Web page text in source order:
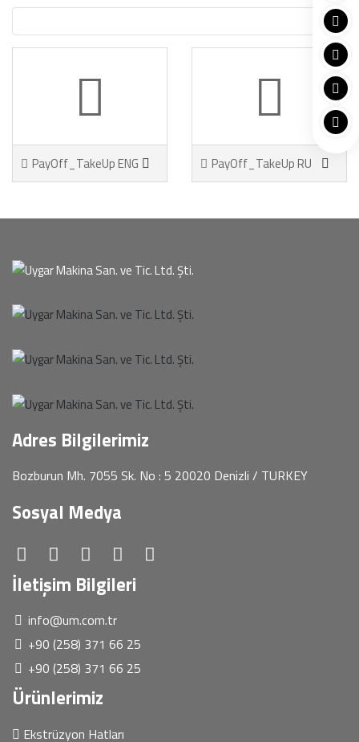
PayOff_TakeUp ENG PayOff_TakeUp RU
Adres Bilgilerimiz
Bozburun Mh. 7055 Sk. No : 5 20020 Denizli / TURKEY
Sosyal Medya
İletişim Bilgileri
info@um.com.tr
+90 (258) 371 66 25
+90 (258) 371 66 25
Ürünlerimiz
Ekstrüzyon Hatları